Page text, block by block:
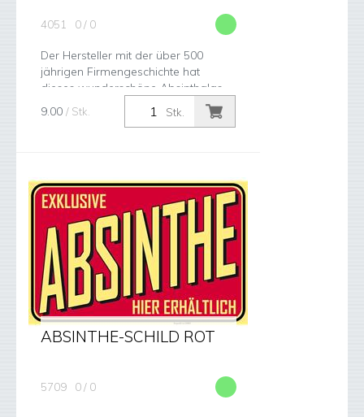
4051 0 / 0
Der Hersteller mit der über 500
jährigen Firmengeschichte hat
dieses wunderschöne Absinthglas
bereits in der ursprünglichen
Blütezeit des Absinthes produziert.
Stk.
9.00 / Stk.
ABSINTHE-SCHILD ROT
5709 0 / 0